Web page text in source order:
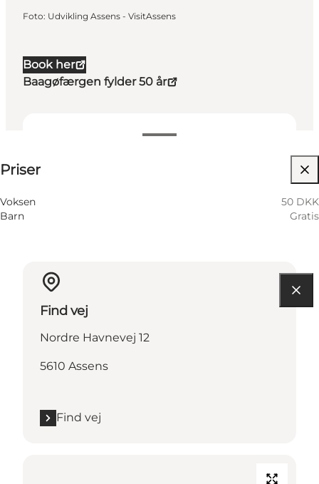
Book her
Baagøfærgen fylder 50 år
Priser
Voksen
50 DKK
Barn
Gratis
Foto: Udvikling Assens - VisitAssens
Find vej
Nordre Havnevej 12
5610 Assens
Find vej